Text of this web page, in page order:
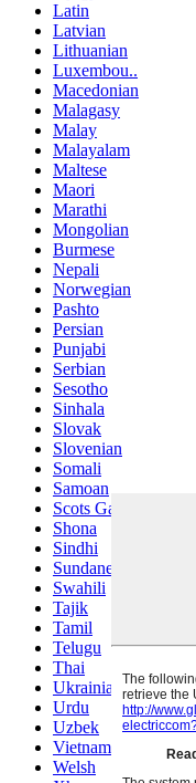
Latin
Latvian
Lithuanian
Luxembou..
Macedonian
Malagasy
Malay
Malayalam
Maltese
Maori
Marathi
Mongolian
Burmese
Nepali
Norwegian
Pashto
Persian
Punjabi
Serbian
Sesotho
Sinhala
Slovak
Slovenian
Somali
Samoan
Scots Gaelic
Shona
Sindhi
Sundanese
Swahili
Tajik
Tamil
Telugu
Thai
Ukrainian
Urdu
Uzbek
Vietnamese
Welsh